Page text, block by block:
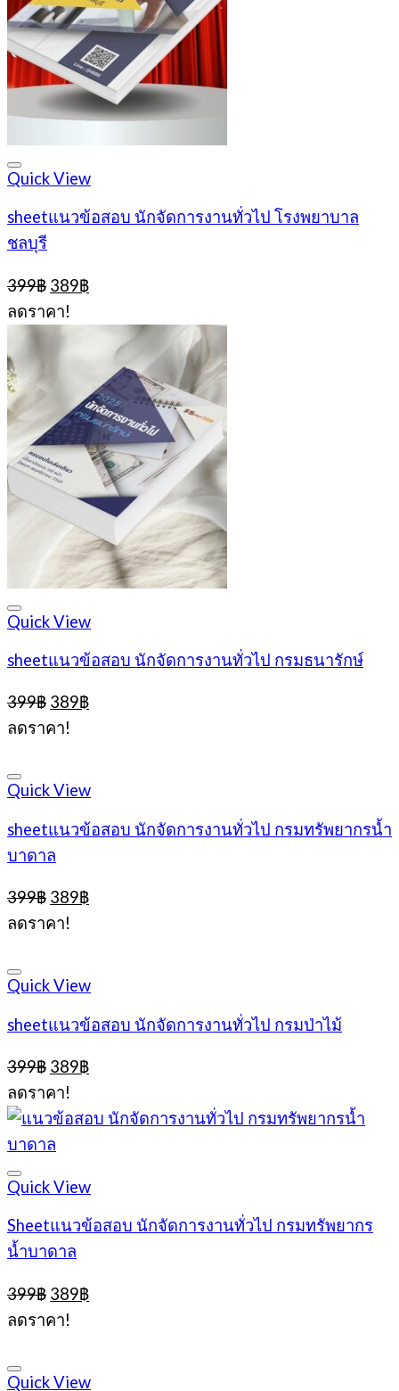
Quick View
sheetแนวข้อสอบ นักจัดการงานทั่วไป โรงพยาบาล
ชลบุรี
399฿ Original
price
was:
389฿Current
is:
389฿.
ลดราคา!
Quick View
sheetแนวข้อสอบ นักจัดการงานทั่วไป กรมธนารักษ์
399฿ Original
price
was:
389฿Current
ลดราคา!
Quick View
sheetแนวข้อสอบ นักจัดการงานทั่วไป กรมทรัพยากรน้ำ
บาดาล
399฿ Original
price
was:
389฿Current
ลดราคา!
Quick View
sheetแนวข้อสอบ นักจัดการงานทั่วไป กรมป่าไม้
399฿ Original
price
was:
399฿.
389฿Current
389฿.
ลดราคา!
Quick View
Sheetแนวข้อสอบ นักจัดการงานทั่วไป กรมทรัพยากร
น้ำบาดาล
399฿ Original
price
was:
389฿Current
ลดราคา!
Quick View